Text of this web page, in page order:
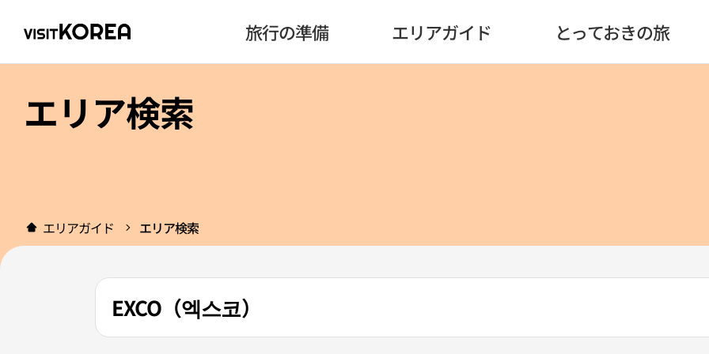
旅行の準備 エリアガイド とっておきの旅
エリア検索
エリアガイド エリア検索
EXCO（엑스코）